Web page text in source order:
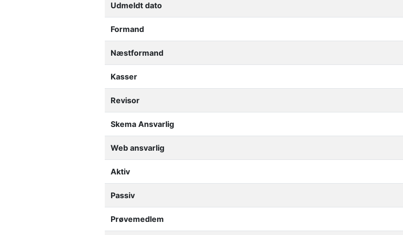
Udmeldt dato
Formand
Næstformand
Kasser
Revisor
Skema Ansvarlig
Web ansvarlig
Aktiv
Passiv
Prøvemedlem